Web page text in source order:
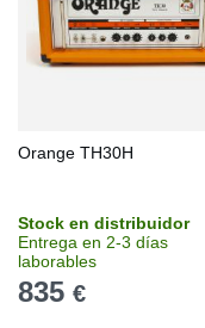
Orange TH30H
Stock en distribuidor
Entrega en 2-3 días
laborables
835 €